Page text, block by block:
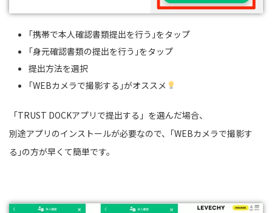
｢携帯で本人確認書類提出を行う｣をタップ
｢身元確認書類の提出を行う｣をタップ
提出方法を選択
｢WEBカメラで撮影する｣がオススメ
「TRUST DOCKアプリで提出する」を選んだ場合、
別途アプリのインストールが必要なので、｢WEBカメラで撮影す
る｣の方が早くて簡単です。